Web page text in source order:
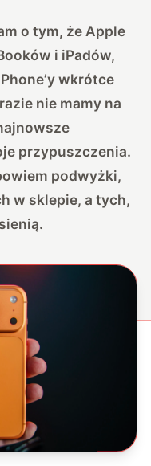
o tym, że Apple
i iPadów,
wkrótce
nie mamy na
przypuszczenia.
podwyżki,
w sklepie, a tych,